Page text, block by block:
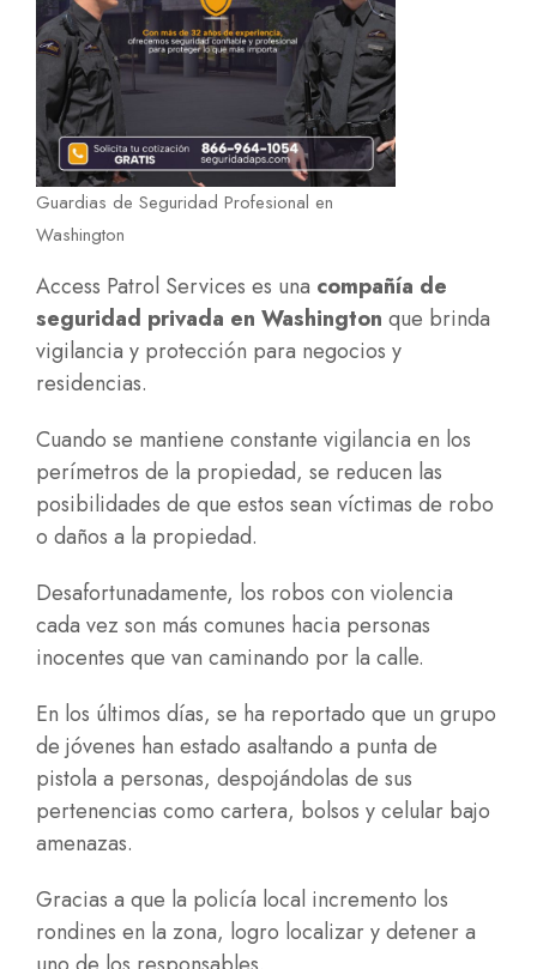
Guardias de Seguridad Profesional en
Washington
Access Patrol Services es una compañía de
seguridad privada en Washington que brinda
vigilancia y protección para negocios y
residencias.
Cuando se mantiene constante vigilancia en los
perímetros de la propiedad, se reducen las
posibilidades de que estos sean víctimas de robo
o daños a la propiedad.
Desafortunadamente, los robos con violencia
cada vez son más comunes hacia personas
inocentes que van caminando por la calle.
En los últimos días, se ha reportado que un grupo
de jóvenes han estado asaltando a punta de
pistola a personas, despojándolas de sus
pertenencias como cartera, bolsos y celular bajo
amenazas.
Gracias a que la policía local incremento los
rondines en la zona, logro localizar y detener a